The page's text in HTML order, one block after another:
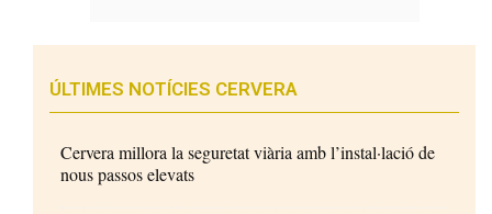
ÚLTIMES NOTÍCIES CERVERA
Cervera millora la seguretat viària amb l’instal·lació de
nous passos elevats